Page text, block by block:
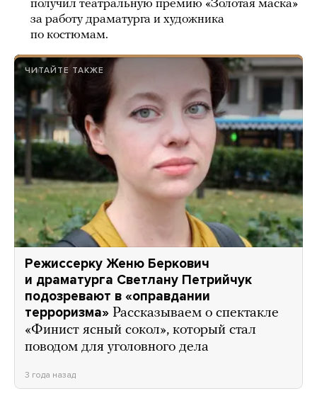
получил театральную премию «Золотая маска»
за работу драматурга и художника
по костюмам.
ЧИТАЙТЕ ТАКЖЕ
Режиссерку Женю Беркович
и драматурга Светлану Петрийчук
подозревают в «оправдании
терроризма» Рассказываем о спектакле
«Финист ясный сокол», который стал
поводом для уголовного дела
3 года назад